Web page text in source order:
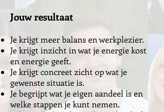
Jouw resultaat
Je krijgt meer balans en werkplezier.
Je krijgt inzicht in wat je energie kost
en energie geeft.
Je krijgt concreet zicht op wat je
gewenste situatie is.
Je begrijpt wat je eigen aandeel is en
welke stappen je kunt nemen.